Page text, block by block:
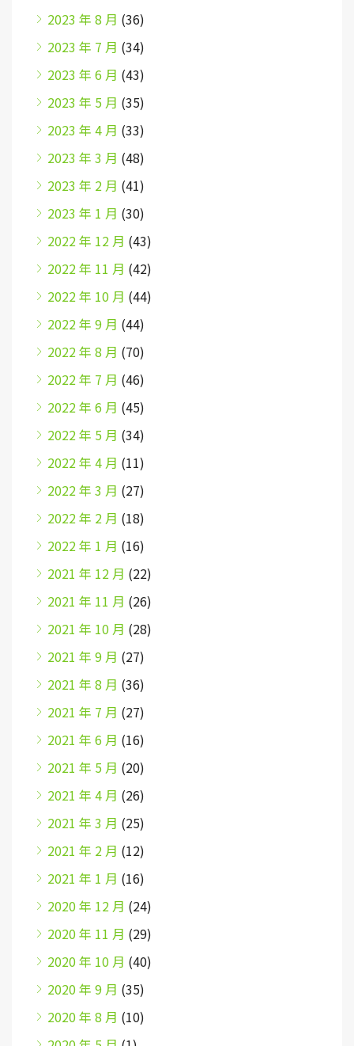
2023 年 8 月 (36)
2023 年 7 月 (34)
2023 年 6 月 (43)
2023 年 5 月 (35)
2023 年 4 月 (33)
2023 年 3 月 (48)
2023 年 2 月 (41)
2023 年 1 月 (30)
2022 年 12 月 (43)
2022 年 11 月 (42)
2022 年 10 月 (44)
2022 年 9 月 (44)
2022 年 8 月 (70)
2022 年 7 月 (46)
2022 年 6 月 (45)
2022 年 5 月 (34)
2022 年 4 月 (11)
2022 年 3 月 (27)
2022 年 2 月 (18)
2022 年 1 月 (16)
2021 年 12 月 (22)
2021 年 11 月 (26)
2021 年 10 月 (28)
2021 年 9 月 (27)
2021 年 8 月 (36)
2021 年 7 月 (27)
2021 年 6 月 (16)
2021 年 5 月 (20)
2021 年 4 月 (26)
2021 年 3 月 (25)
2021 年 2 月 (12)
2021 年 1 月 (16)
2020 年 12 月 (24)
2020 年 11 月 (29)
2020 年 10 月 (40)
2020 年 9 月 (35)
2020 年 8 月 (10)